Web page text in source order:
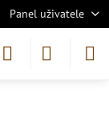
Panel uživatele